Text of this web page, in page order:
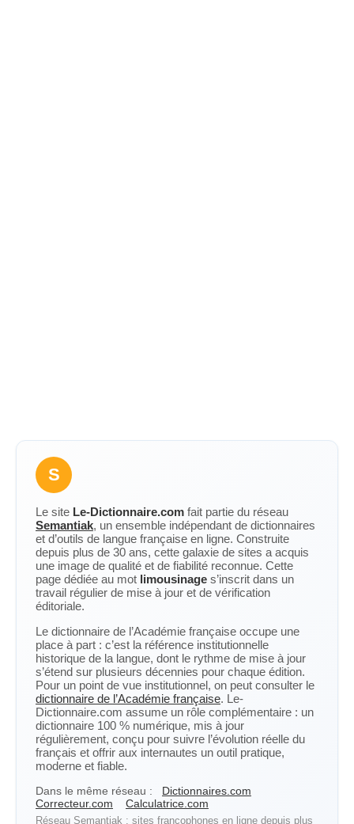
S
Le site Le-Dictionnaire.com fait partie du réseau
Semantiak, un ensemble indépendant de dictionnaires
et d’outils de langue française en ligne. Construite
depuis plus de 30 ans, cette galaxie de sites a acquis
une image de qualité et de fiabilité reconnue. Cette
page dédiée au mot limousinage s’inscrit dans un
travail régulier de mise à jour et de vérification
éditoriale.
Le dictionnaire de l’Académie française occupe une
place à part : c’est la référence institutionnelle
historique de la langue, dont le rythme de mise à jour
s’étend sur plusieurs décennies pour chaque édition.
Pour un point de vue institutionnel, on peut consulter le
dictionnaire de l’Académie française. Le-
Dictionnaire.com assume un rôle complémentaire : un
dictionnaire 100 % numérique, mis à jour
régulièrement, conçu pour suivre l’évolution réelle du
français et offrir aux internautes un outil pratique,
moderne et fiable.
Dans le même réseau :
Dictionnaires.com
Correcteur.com
Calculatrice.com
Réseau Semantiak : sites francophones en ligne depuis plus